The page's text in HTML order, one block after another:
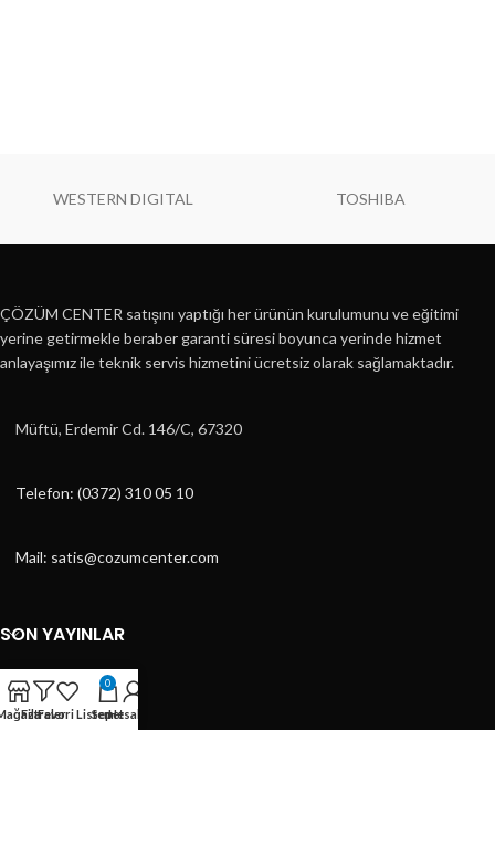
WESTERN DIGITAL TOSHIBA
ÇÖZÜM CENTER satışını yaptığı her ürünün kurulumunu ve eğitimi
yerine getirmekle beraber garanti süresi boyunca yerinde hizmet
anlayaşımız ile teknik servis hizmetini ücretsiz olarak sağlamaktadır.
Müftü, Erdemir Cd. 146/C, 67320
Telefon: (0372) 310 05 10
Mail: satis@cozumcenter.com
SON YAYINLAR
KATEGORILER
KATEGORILER
Filtreler
Favori Listem
0
SepetHesabım